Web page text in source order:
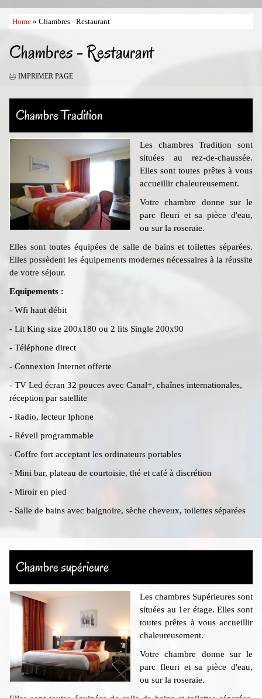
Home » Chambres - Restaurant
Chambres - Restaurant
IMPRIMER PAGE
Chambre Tradition
Les chambres Tradition sont
situées au rez-de-chaussée.
Elles sont toutes prêtes à vous
accueillir chaleureusement.
Votre chambre donne sur le
parc fleuri et sa pièce d'eau,
ou sur la roseraie.
Elles sont toutes équipées de salle de bains et toilettes séparées.
Elles possèdent les équipements modernes nécessaires à la réussite
de votre séjour.
Equipements :
- Wfi haut débit
- Lit King size 200x180 ou 2 lits Single 200x90
- Téléphone direct
- Connexion Internet offerte
- TV Led écran 32 pouces avec Canal+, chaînes internationales,
réception par satellite
- Radio, lecteur Iphone
- Réveil programmable
- Coffre fort acceptant les ordinateurs portables
- Mini bar, plateau de courtoisie, thé et café à discrétion
- Miroir en pied
- Salle de bains avec baignoire, sèche cheveux, toilettes séparées
Chambre supérieure
Les chambres Supérieures sont
situées au 1er étage. Elles sont
toutes prêtes à vous accueillir
chaleureusement.
Votre chambre donne sur le
parc fleuri et sa pièce d'eau,
ou sur la roseraie.